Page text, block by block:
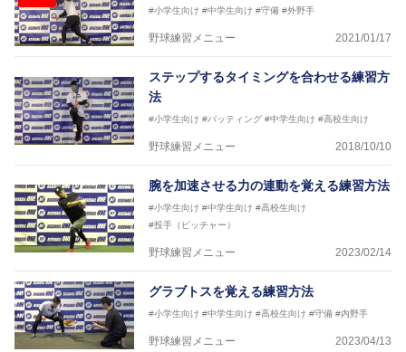
#小学生向け #中学生向け #守備 #外野手
野球練習メニュー 2021/01/17
ステップするタイミングを合わせる練習方
法
#小学生向け #バッティング #中学生向け #高校生向け
野球練習メニュー 2018/10/10
腕を加速させる力の連動を覚える練習方法
#小学生向け #中学生向け #高校生向け
#投手（ピッチャー）
野球練習メニュー 2023/02/14
グラブトスを覚える練習方法
#小学生向け #中学生向け #高校生向け #守備 #内野手
野球練習メニュー 2023/04/13